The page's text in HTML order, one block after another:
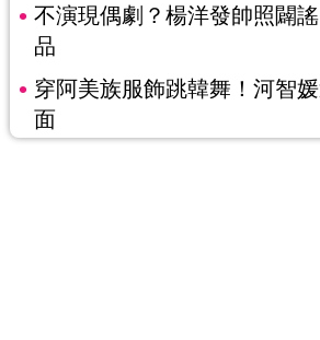
不演現偶劇？楊洋發帥照闢
品
穿阿美族服飾跳韓舞！河智
面